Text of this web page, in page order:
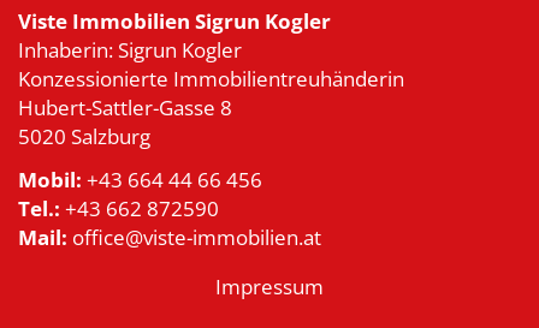
Viste Immobilien Sigrun Kogler
Inhaberin: Sigrun Kogler
Konzessionierte Immobilientreuhänderin
Hubert-Sattler-Gasse 8
5020 Salzburg
Mobil: +43 664 44 66 456
Tel.: +43 662 872590
Mail: office@viste-immobilien.at
Impressum